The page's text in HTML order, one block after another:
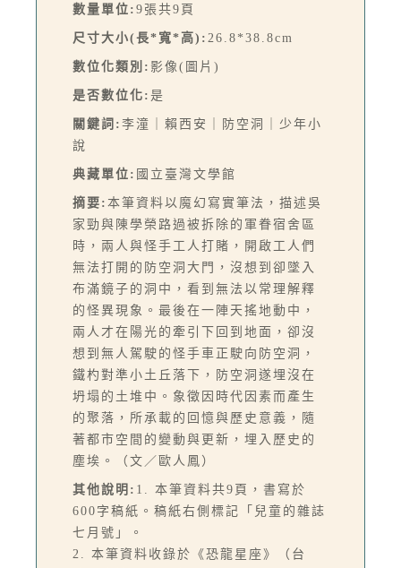
數量單位: 9張共9頁
尺寸大小(長*寬*高): 26.8*38.8cm
數位化類別: 影像(圖片)
是否數位化: 是
關鍵詞: 李潼｜賴西安｜防空洞｜少年小
說
典藏單位: 國立臺灣文學館
摘要: 本筆資料以魔幻寫實筆法，描述吳
家勁與陳學榮路過被拆除的軍眷宿舍區
時，兩人與怪手工人打賭，開啟工人們
無法打開的防空洞大門，沒想到卻墜入
布滿鏡子的洞中，看到無法以常理解釋
的怪異現象。最後在一陣天搖地動中，
兩人才在陽光的牽引下回到地面，卻沒
想到無人駕駛的怪手車正駛向防空洞，
鐵杓對準小土丘落下，防空洞遂埋沒在
坍塌的土堆中。象徵因時代因素而產生
的聚落，所承載的回憶與歷史意義，隨
著都市空間的變動與更新，埋入歷史的
塵埃。（文／歐人鳳）
其他說明: 1. 本筆資料共9頁，書寫於
600字稿紙。稿紙右側標記「兒童的雜誌
七月號」。
2. 本筆資料收錄於《恐龍星座》（台